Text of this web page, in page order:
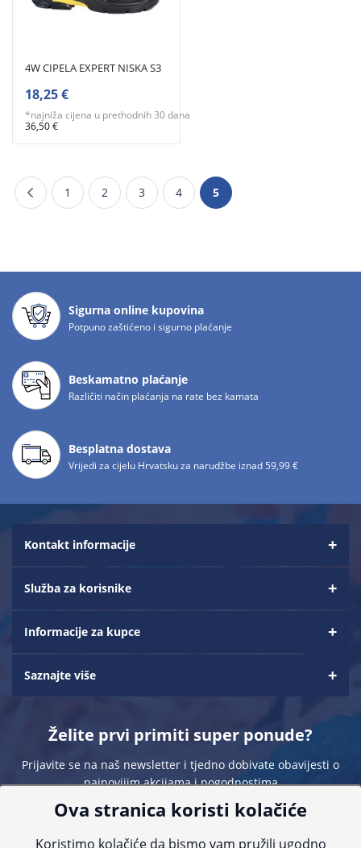
4W CIPELA EXPERT NISKA S3
18,25 €
*najniža cijena u prethodnih 30 dana
36,50 €
1 2 3 4 5
Sigurna online kupovina
Potpuno zaštićeno i sigurno plaćanje
Beskamatno plaćanje
Različiti način plaćanja na rate bez kamata
Besplatna dostava
Vrijedi za cijelu Hrvatsku za narudžbe iznad 59,99 €
Kontakt informacije
Služba za korisnike
Informacije za kupce
Saznajte više
Želite prvi primiti super ponude?
Prijavite se na naš newsletter i tjedno dobivate obavijesti o
najnovijim akcijama i pogodnostima
Ova stranica koristi kolačiće
Koristimo kolačiće da bismo vam pružili ugodno